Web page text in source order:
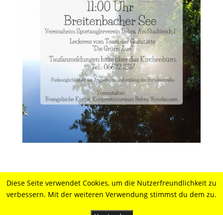
Diese Seite verwendet Cookies, um die Nutzerfreundlichkeit zu
verbessern. Mit der weiteren Verwendung stimmst du dem zu.